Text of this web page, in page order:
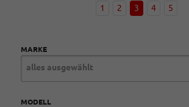
1 2 3 4 5
MARKE
alles ausgewählt
MODELL